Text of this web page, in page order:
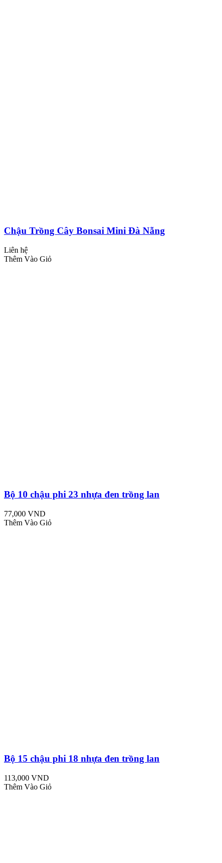
Chậu Trồng Cây Bonsai Mini Đà Nẵng
Liên hệ
Thêm Vào Giỏ
Bộ 10 chậu phi 23 nhựa đen trồng lan
77,000 VND
Thêm Vào Giỏ
Bộ 15 chậu phi 18 nhựa đen trồng lan
113,000 VND
Thêm Vào Giỏ